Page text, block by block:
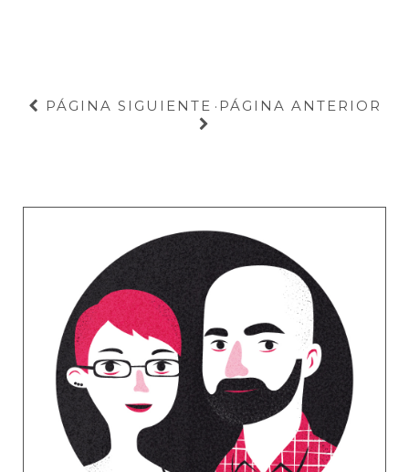
PÁGINA SIGUIENTE · PÁGINA ANTERIOR